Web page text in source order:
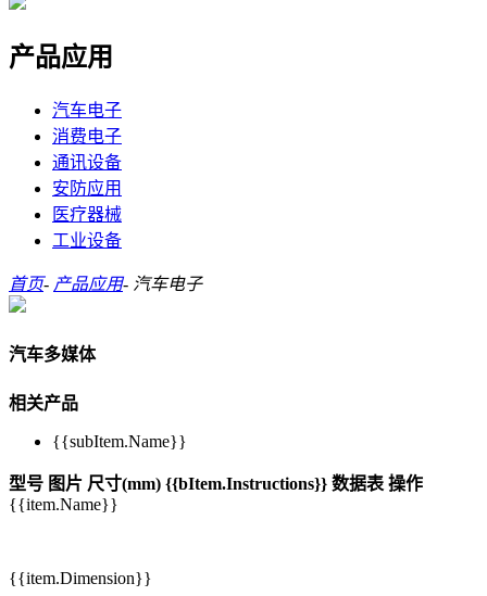
产品应用
汽车电子
消费电子
通讯设备
安防应用
医疗器械
工业设备
首页- 产品应用- 汽车电子
汽车多媒体
相关产品
{{subItem.Name}}
型号 图片 尺寸(mm) {{bItem.Instructions}} 数据表 操作
{{item.Name}}
{{item.Dimension}}